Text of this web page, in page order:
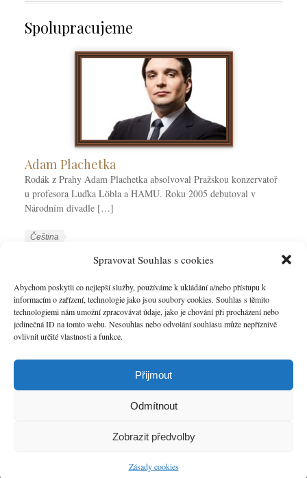
Spravovat Souhlas s cookies
Abychom poskytli co nejlepší služby, používáme k ukládání a/nebo přístupu k
informacím o zařízení, technologie jako jsou soubory cookies. Souhlas s těmito
technologiemi nám umožní zpracovávat údaje, jako je chování při procházení nebo
jedinečná ID na tomto webu. Nesouhlas nebo odvolání souhlasu může nepříznivě
ovlivnit určité vlastnosti a funkce.
Přijmout
Odmítnout
Zobrazit předvolby
Zásady cookies
Spolupracujeme
Adam Plachetka
Rodák z Prahy Adam Plachetka absolvoval Pražskou konzervatoř
u profesora Luďka Löbla a HAMU. Roku 2005 debutoval v
Národním divadle […]
W
C
a
t
e
g
r
k
y
Čeština
r
k
T
a
s
VÍCE
O nás Umělecká spolupráce